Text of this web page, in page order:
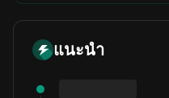
แนะนำ